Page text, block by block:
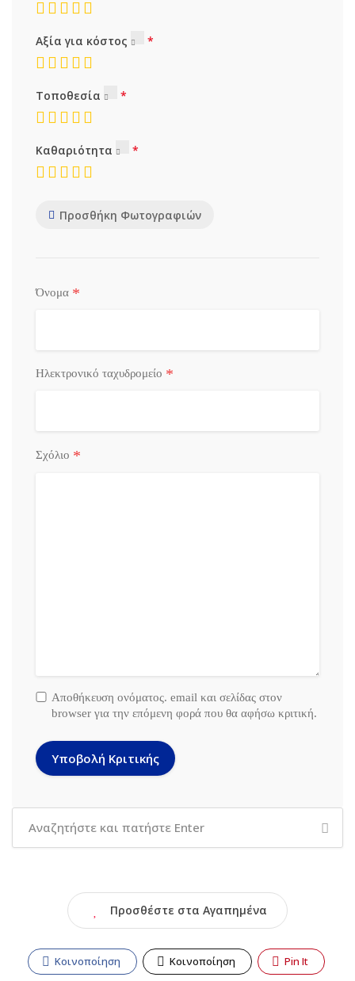
Αξία για κόστος
Τοποθεσία
Καθαριότητα
Προσθήκη Φωτογραφιών
Όνομα *
Ηλεκτρονικό ταχυδρομείο *
Σχόλιο *
Αποθήκευση ονόματος. email και σελίδας στον
browser για την επόμενη φορά που θα αφήσω κριτική.
Προσθέστε στα Αγαπημένα
Κοινοποίηση Κοινοποίηση Pin It